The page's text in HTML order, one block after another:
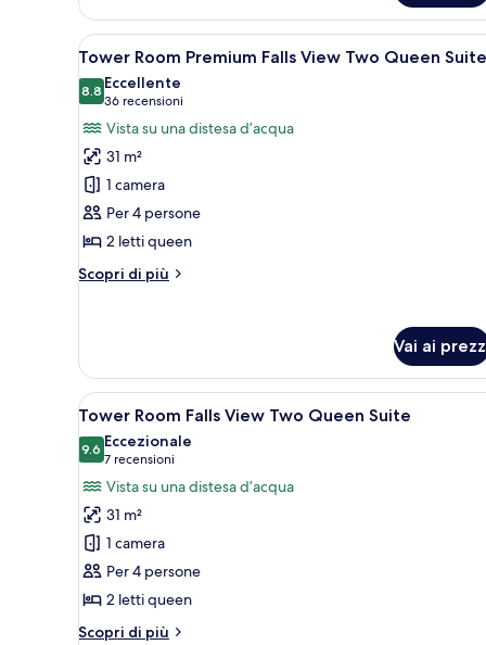
Falls
View Two
Queens
Apri
tutte
le
foto
per
Tower
Room Premium
Falls
View Two
Queen
Camera d'albergo con due
4
Tower Room Premium Falls View Two Queen Suite
8.88.8 su 10
Eccellente
36 recensioni
(36
recensioni)
Vista su una distesa d’acqua
31 m²
1 camera
Per 4 persone
2 letti queen
Scopri di più
Altri
Falls
View Two
Queen
Vai ai
Apri
tutte
le
foto
per
Tower
Room Falls
View Two
Queen
Suite
Una camera d'albergo con
4
Tower Room Falls View Two Queen Suite
9.69.6 su 10
Eccezionale
7 recensioni
(7
recensioni)
Vista su una distesa d’acqua
31 m²
1 camera
Per 4 persone
2 letti queen
Scopri di più
Altri